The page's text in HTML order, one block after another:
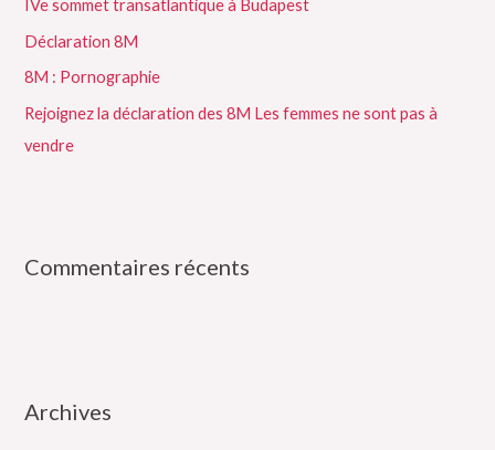
e
r
:
IVe sommet transatlantique à Budapest
Déclaration 8M
8M : Pornographie
Rejoignez la déclaration des 8M Les femmes ne sont pas à
vendre
Commentaires récents
Archives